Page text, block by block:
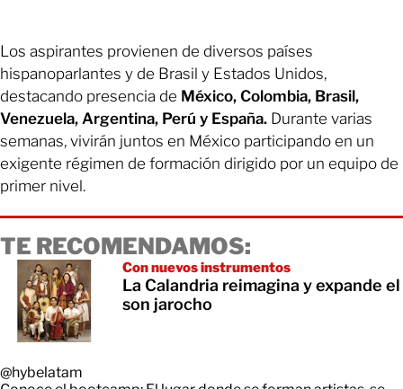
Los aspirantes provienen de diversos países
hispanoparlantes y de Brasil y Estados Unidos,
destacando presencia de México, Colombia, Brasil,
Venezuela, Argentina, Perú y España. Durante varias
semanas, vivirán juntos en México participando en un
exigente régimen de formación dirigido por un equipo de
primer nivel.
TE RECOMENDAMOS:
Con nuevos instrumentos
La Calandria reimagina y expande el
son jarocho
@hybelatam